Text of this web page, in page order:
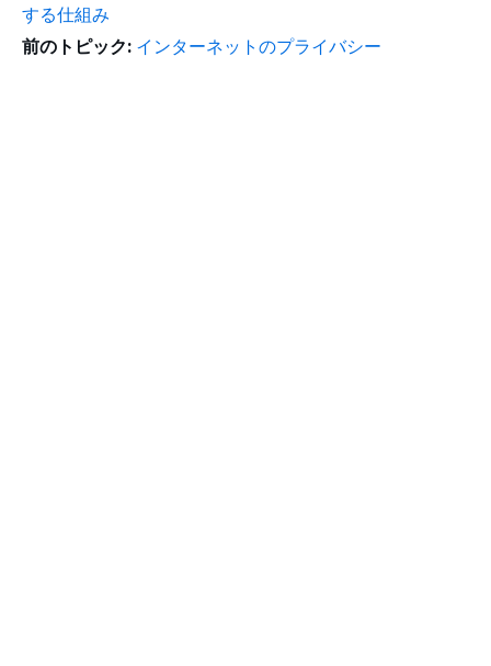
する仕組み
前のトピック: インターネットのプライバシー